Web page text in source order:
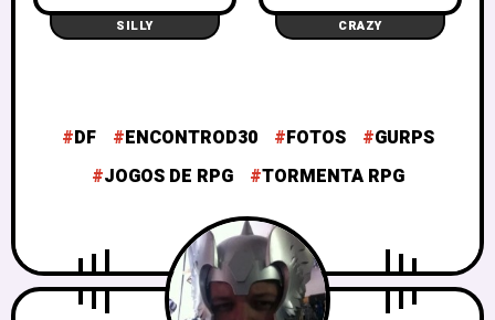
SILLY CRAZY
DF ENCONTROD30 FOTOS
GURPS
JOGOS DE RPG
TORMENTA RPG